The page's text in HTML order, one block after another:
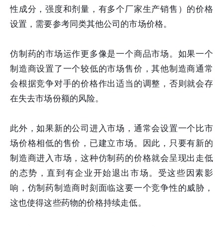
性成分，强度和剂量，有多个厂家生产销售）的价格
设置，需要参考同类其他公司的市场价格。
仿制药的市场运作更多像是一个商品市场。如果一个
制造商设置了一个较低的市场售价，其他制造商通常
会根据竞争对手的价格作出适当的调整，否则就会存
在失去市场份额的风险。
此外，如果新的公司进入市场，通常会设置一个比市
场价格相低的售价，已建立市场。因此，只要有新的
制造商进入市场，这种仿制药的价格就会呈现出走低
的态势，直到有企业开始退出市场。受这些因素影
响，仿制药制造商时刻面临这要一个竞争性的威胁，
这也使得这些药物的价格持续走低。